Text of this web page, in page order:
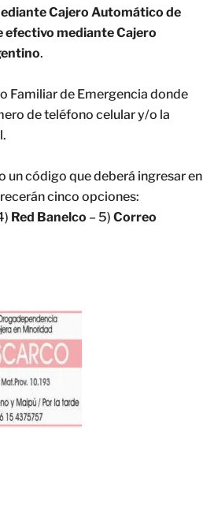
Cajero Automático de
efectivo mediante Cajero
.
Familiar de Emergencia donde
de teléfono celular y/o la
código que deberá ingresar en
cinco opciones:
Red Banelco – 5) Correo